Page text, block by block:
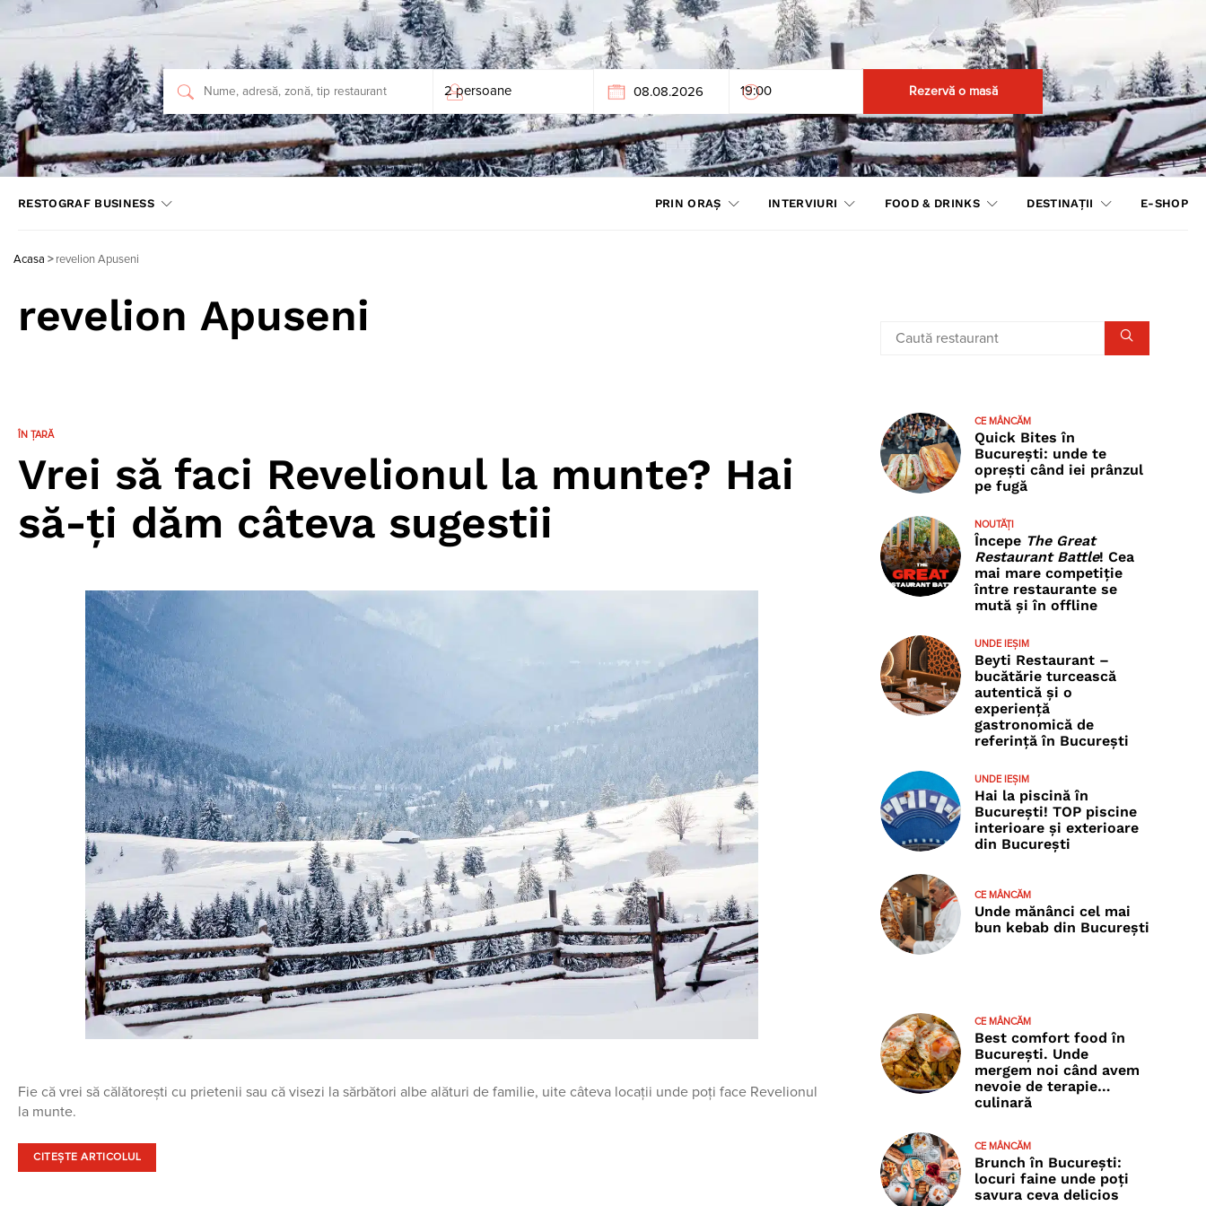
Rezervă o masă
RESTOGRAF BUSINESS PRIN ORAȘ INTERVIURI FOOD & DRINKS DESTINAȚII E-SHOP
Acasa > revelion Apuseni
revelion Apuseni
ÎN ȚARĂ
Vrei să faci Revelionul la munte? Hai
să-ți dăm câteva sugestii
Fie că vrei să călătorești cu prietenii sau că visezi la sărbători albe alături de familie, uite câteva locații unde poți face Revelionul
la munte.
CITEȘTE ARTICOLUL
CE MÂNCĂM
Quick Bites în
București: unde te
oprești când iei prânzul
pe fugă
NOUTĂȚI
Începe The Great
Restaurant Battle! Cea
mai mare competiție
între restaurante se
mută și în offline
UNDE IEȘIM
Beyti Restaurant –
bucătărie turcească
autentică și o
experiență
gastronomică de
referință în București
UNDE IEȘIM
Hai la piscină în
București! TOP piscine
interioare și exterioare
din București
CE MÂNCĂM
Unde mănânci cel mai
bun kebab din București
CE MÂNCĂM
Best comfort food în
București. Unde
mergem noi când avem
nevoie de terapie…
culinară
CE MÂNCĂM
Brunch în București:
locuri faine unde poţi
savura ceva delicios